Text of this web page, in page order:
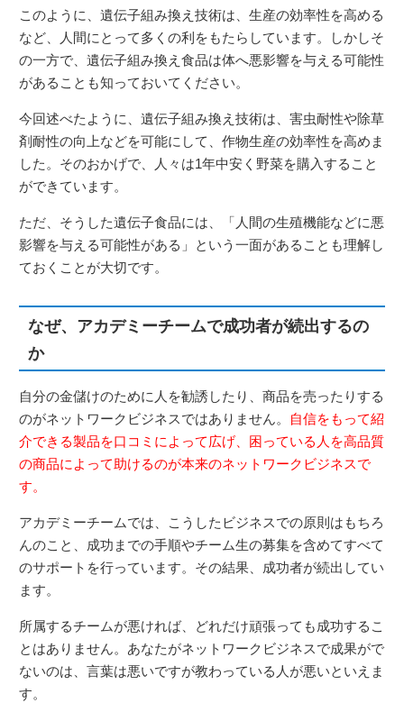
このように、遺伝子組み換え技術は、生産の効率性を高める
など、人間にとって多くの利をもたらしています。しかしそ
の一方で、遺伝子組み換え食品は体へ悪影響を与える可能性
があることも知っておいてください。
今回述べたように、遺伝子組み換え技術は、害虫耐性や除草
剤耐性の向上などを可能にして、作物生産の効率性を高めま
した。そのおかげで、人々は1年中安く野菜を購入すること
ができています。
ただ、そうした遺伝子食品には、「人間の生殖機能などに悪
影響を与える可能性がある」という一面があることも理解し
ておくことが大切です。
なぜ、アカデミーチームで成功者が続出するの
か
自分の金儲けのために人を勧誘したり、商品を売ったりする
のがネットワークビジネスではありません。
自信をもって紹
介できる製品を口コミによって広げ、困っている人を高品質
の商品によって助けるのが本来のネットワークビジネスで
す。
アカデミーチームでは、こうしたビジネスでの原則はもちろ
んのこと、成功までの手順やチーム生の募集を含めてすべて
のサポートを行っています。その結果、成功者が続出してい
ます。
所属するチームが悪ければ、どれだけ頑張っても成功するこ
とはありません。あなたがネットワークビジネスで成果がで
ないのは、言葉は悪いですが教わっている人が悪いといえま
す。